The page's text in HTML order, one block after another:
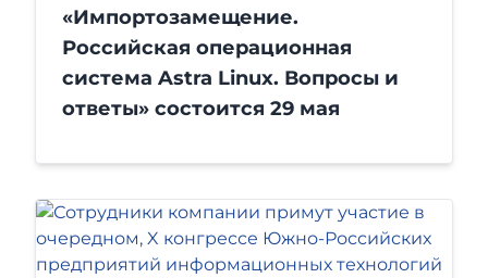
«Импортозамещение.
Российская операционная
система Astra Linux. Вопросы и
ответы» состоится 29 мая